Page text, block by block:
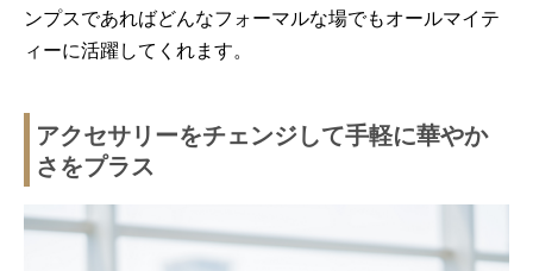
ンプスであればどんなフォーマルな場でもオールマイテ
ィーに活躍してくれます。
アクセサリーをチェンジして手軽に華やか
さをプラス